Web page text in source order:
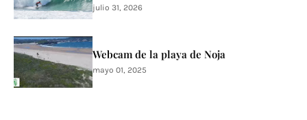
julio 31, 2026
Webcam de la playa de Noja
mayo 01, 2025